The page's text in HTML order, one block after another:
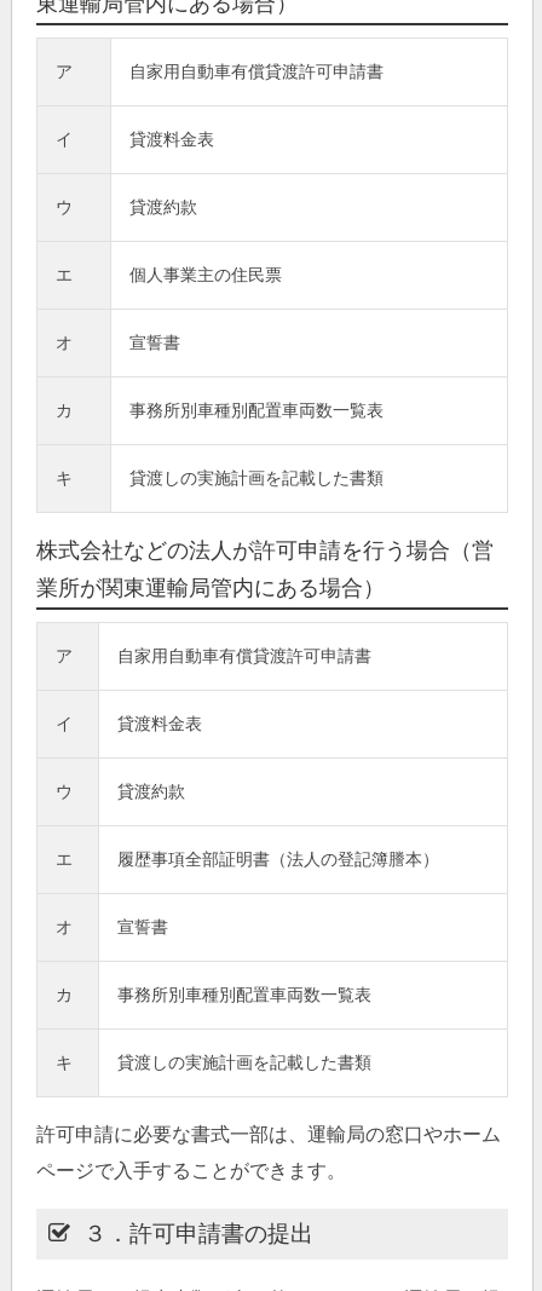
ア 自家用自動車有償貸渡許可申請書
イ 貸渡料金表
ウ 貸渡約款
エ 個人事業主の住民票
オ 宣誓書
カ 事務所別車種別配置車両数一覧表
キ 貸渡しの実施計画を記載した書類
株式会社などの法人が許可申請を行う場合（営
業所が関東運輸局管内にある場合）
ア 自家用自動車有償貸渡許可申請書
イ 貸渡料金表
ウ 貸渡約款
エ 履歴事項全部証明書（法人の登記簿謄本）
オ 宣誓書
カ 事務所別車種別配置車両数一覧表
キ 貸渡しの実施計画を記載した書類
許可申請に必要な書式一部は、運輸局の窓口やホーム
ページで入手することができます。
３．許可申請書の提出